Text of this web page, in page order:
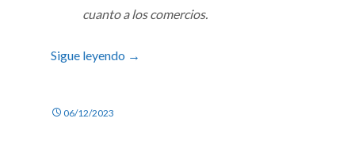
cuanto a los comercios.
Sigue leyendo →
06/12/2023